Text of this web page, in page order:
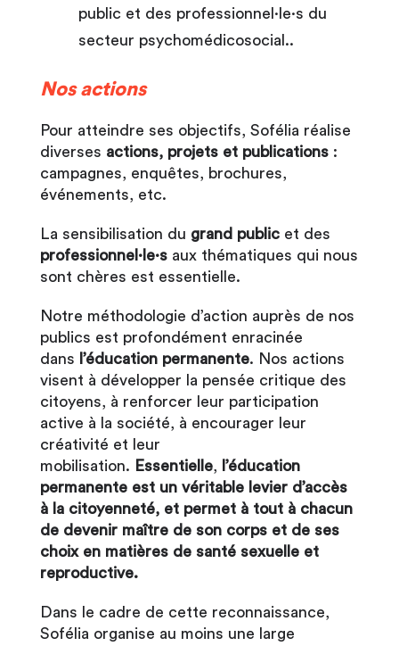
public et des professionnel·le·s du
secteur psychomédicosocial..
Nos actions
Pour atteindre ses objectifs, Sofélia réalise
diverses actions, projets et publications:
campagnes, enquêtes, brochures,
événements, etc.
La sensibilisation du grand publicet des
professionnel ·le·saux thématiques qui nous
sont chères est essentielle.
Notre méthodologie d’action auprès de nos
publics est profondément enracinée
dans l’éducation permanente. Nos actions
visent à développer la pensée critique des
citoyens, à renforcer leur participation
active à la société, à encourager leur
créativité et leur
mobilisation. Essentielle, l’éducation
permanente est un véritable levier d’accès
à la citoyenneté, et permet à tout à chacun
de devenir maître de son corps et de ses
choix en matières de santé sexuelle et
reproductive.
Dans le cadre de cette reconnaissance,
Sofélia organise au moins une large